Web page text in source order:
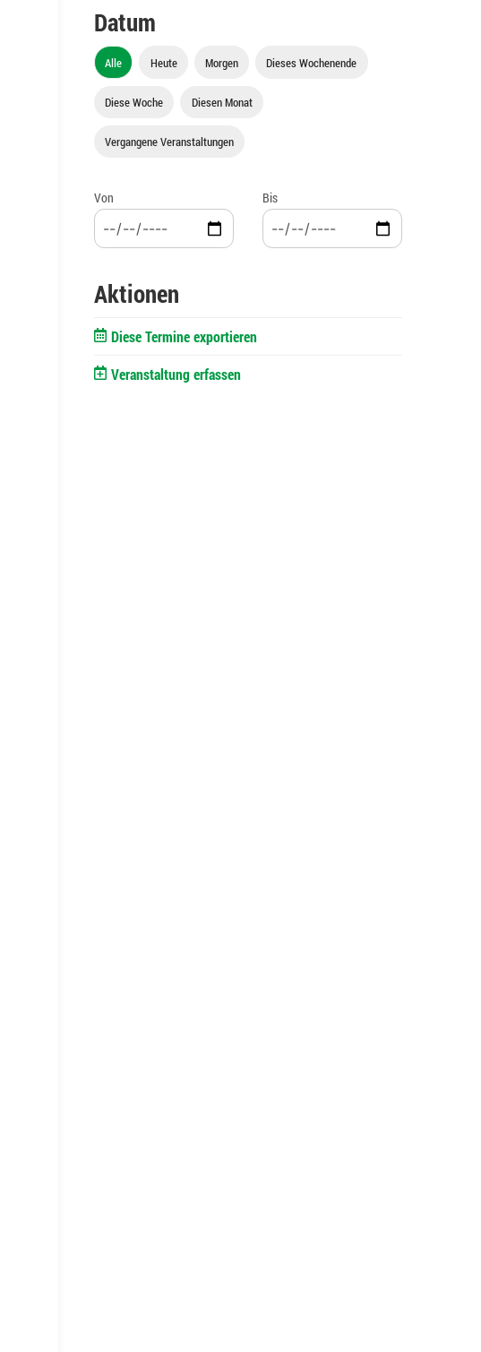
Datum
Alle Heute Morgen Dieses Wochenende
Diese Woche Diesen Monat
Vergangene Veranstaltungen
Von Bis
Aktionen
Diese Termine exportieren
Veranstaltung erfassen